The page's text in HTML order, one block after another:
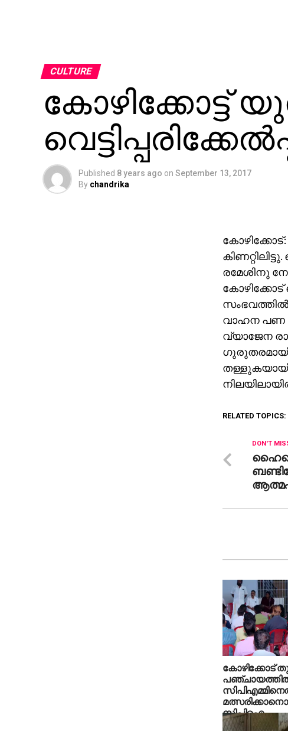
CULTURE
കോഴിക്കോട്ട്
Published 8 years ago on September 13, 2017
By chandrika
കോഴിക്കോട്:
രമേശിനു
കോഴിക്കോട്
വാഹന പണ
വ്യാജേന
ഗുരുതരമായി
RELATED TOPICS:
DON'T
കോഴിക്കോട്
സിപിഐ